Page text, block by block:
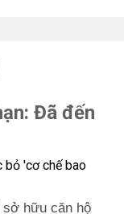
Đã đến
sở hữu căn hộ